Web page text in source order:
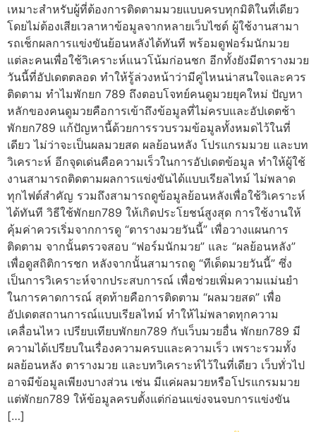
เหมาะสำหรับผู้ที่ต้องการติดตามมวยแบบครบทุกมิติในที่เดียว
โดยไม่ต้องเสียเวลาหาข้อมูลจากหลายเว็บไซต์ ผู้ใช้งานสามา
รถเช็กผลการแข่งขันย้อนหลังได้ทันที พร้อมดูฟอร์มนักมวย
แต่ละคนเพื่อใช้วิเคราะห์แนวโน้มก่อนชก อีกทั้งยังมีตารางมวย
วันนี้ที่อัปเดตตลอด ทำให้รู้ล่วงหน้าว่ามีคู่ไหนน่าสนใจและควร
ติดตาม ทำไมพักยก 789 ถึงตอบโจทย์คนดูมวยยุคใหม่ ปัญหา
หลักของคนดูมวยคือการเข้าถึงข้อมูลที่ไม่ครบและอัปเดตช้า
พักยก789 แก้ปัญหานี้ด้วยการรวบรวมข้อมูลทั้งหมดไว้ในที่
เดียว ไม่ว่าจะเป็นผลมวยสด ผลย้อนหลัง โปรแกรมมวย และบท
วิเคราะห์ อีกจุดเด่นคือความเร็วในการอัปเดตข้อมูล ทำให้ผู้ใช้
งานสามารถติดตามผลการแข่งขันได้แบบเรียลไทม์ ไม่พลาด
ทุกไฟต์สำคัญ รวมถึงสามารถดูข้อมูลย้อนหลังเพื่อใช้วิเคราะห์
ได้ทันที วิธีใช้พักยก789 ให้เกิดประโยชน์สูงสุด การใช้งานให้
คุ้มค่าควรเริ่มจากการดู “ตารางมวยวันนี้” เพื่อวางแผนการ
ติดตาม จากนั้นตรวจสอบ “ฟอร์มนักมวย” และ “ผลย้อนหลัง”
เพื่อดูสถิติการชก หลังจากนั้นสามารถดู “ทีเด็ดมวยวันนี้” ซึ่ง
เป็นการวิเคราะห์จากประสบการณ์ เพื่อช่วยเพิ่มความแม่นยำ
ในการคาดการณ์ สุดท้ายคือการติดตาม “ผลมวยสด” เพื่อ
อัปเดตสถานการณ์แบบเรียลไทม์ ทำให้ไม่พลาดทุกความ
เคลื่อนไหว เปรียบเทียบพักยก789 กับเว็บมวยอื่น พักยก789 มี
ความได้เปรียบในเรื่องความครบและความเร็ว เพราะรวมทั้ง
ผลย้อนหลัง ตารางมวย และบทวิเคราะห์ไว้ในที่เดียว เว็บทั่วไป
อาจมีข้อมูลเพียงบางส่วน เช่น มีแค่ผลมวยหรือโปรแกรมมวย
แต่พักยก789 ให้ข้อมูลครบตั้งแต่ก่อนแข่งจนจบการแข่งขัน
[…]